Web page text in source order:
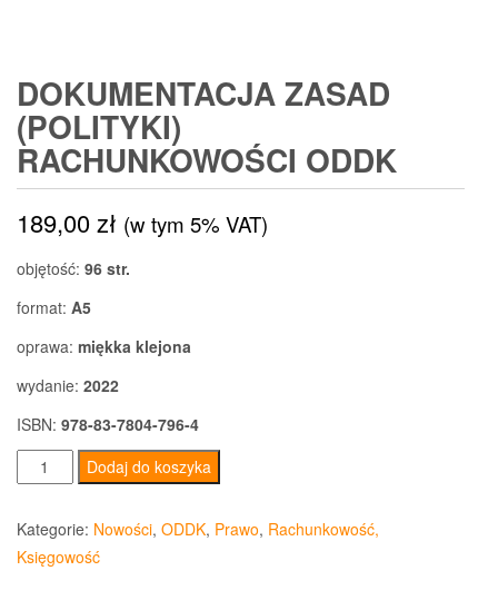
DOKUMENTACJA ZASAD
(POLITYKI)
RACHUNKOWOŚCI ODDK
189,00zł (w tym 5% VAT)
objętość: 96 str.
format: A5
oprawa: miękka klejona
wydanie: 2022
ISBN: 978-83-7804-796-4
ilość
Dokumentacja
zasad
(polityki)
rachunkowości
Dodaj do koszyka
Kategorie: Nowości, ODDK, Prawo, Rachunkowość,
Księgowość